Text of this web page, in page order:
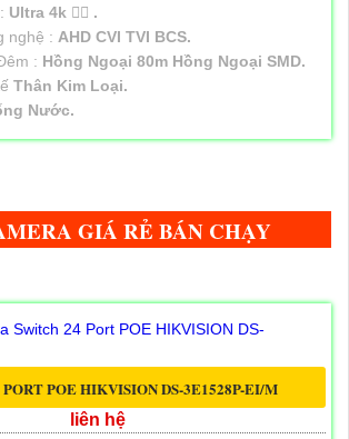
Ultra 4k 👍🏾 .
nghệ : AHD CVI TVI BCS.
: Hồng Ngoại 80m Hồng Ngoại SMD.
Thân Kim Loại.
Nước.
GIÁ RẺ BÁN CHẠY
POE HIKVISION DS-3E1528P-EI/M
liên hệ